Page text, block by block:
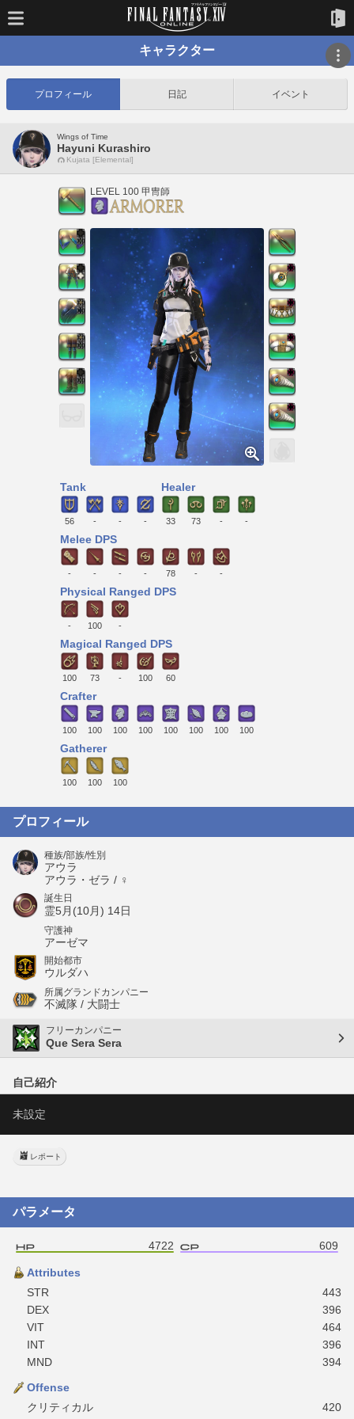
キャラクター
プロフィール 日記 イベント
Wings of Time
Hayuni Kurashiro
Kujata [Elemental]
LEVEL 100 甲冑師
Tank
56 - - -
Healer
33 73 - -
Melee DPS
- - - - 78 - -
Physical Ranged DPS
- 100 -
Magical Ranged DPS
100 73 - 100 60
Crafter
100 100 100 100 100 100 100 100
Gatherer
100 100 100
プロフィール
種族/部族/性別
アウラ
アウラ・ゼラ / ♀
誕生日
霊5月(10月) 14日
守護神
アーゼマ
開始都市
ウルダハ
所属グランドカンパニー
不滅隊 / 大闘士
フリーカンパニー
Que Sera Sera
自己紹介
未設定
レポート
パラメータ
4722 609
Attributes
STR
443
DEX
396
VIT
464
INT
396
MND
394
Offense
クリティカル
420